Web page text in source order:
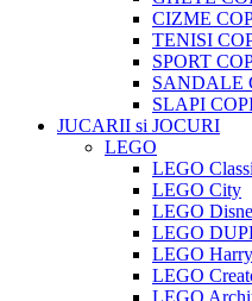
CIZME
TENISI
SPORT
SANDALE
SLAPI
JUCARII si JOCURI
LEGO
LEGO
LEGO City
LEGO
LEGO
LEGO
LEGO
LEGO